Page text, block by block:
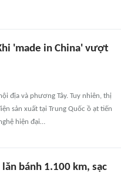
'made in China' vượt
địa và phương Tây. Tuy nhiên, thị
sản xuất tại Trung Quốc ồ ạt tiến
hiện đại…
lăn bánh 1.100 km, sạc